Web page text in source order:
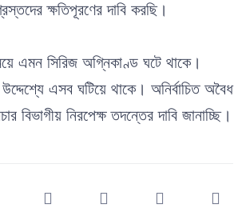
ক্ষতিপূরণের দাবি করছি।
এমন সিরিজ অগ্নিকাণ্ড ঘটে থাকে।
এসব ঘটিয়ে থাকে। অনির্বাচিত অবৈধ
নিরপেক্ষ তদন্তের দাবি জানাচ্ছি।